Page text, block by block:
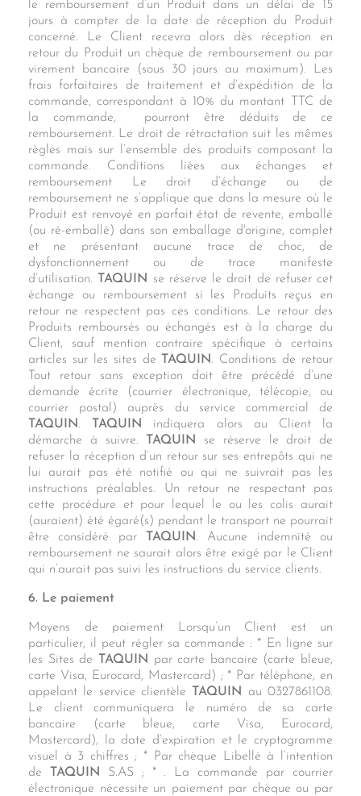
le remboursement d’un Produit dans un délai de 15
jours à compter de la date de réception du Produit
concerné. Le Client recevra alors dès réception en
retour du Produit un chèque de remboursement ou par
virement bancaire (sous 30 jours au maximum). Les
frais forfaitaires de traitement et d’expédition de la
commande, correspondant à 10% du montant TTC de
la commande, pourront être déduits de ce
remboursement. Le droit de rétractation suit les mêmes
règles mais sur l’ensemble des produits composant la
commande. Conditions liées aux échanges et
remboursement Le droit d’échange ou de
remboursement ne s’applique que dans la mesure où le
Produit est renvoyé en parfait état de revente, emballé
(ou ré-emballé) dans son emballage d'origine, complet
et ne présentant aucune trace de choc, de
dysfonctionnement ou de trace manifeste
d’utilisation.
TAQUIN
se réserve le droit de refuser cet
échange ou remboursement si les Produits reçus en
retour ne respectent pas ces conditions. Le retour des
Produits remboursés ou échangés est à la charge du
Client, sauf mention contraire spécifique à certains
articles sur les sites de
TAQUIN. Conditions de retour
Tout retour sans exception doit être précédé d’une
demande écrite (courrier électronique, télécopie, ou
courrier postal) auprès du service commercial de
TAQUIN. TAQUIN
indiquera alors au Client la
démarche à suivre.
TAQUIN se réserve le droit de
refuser la réception d’un retour sur ses entrepôts qui ne
lui aurait pas été notifié ou qui ne suivrait pas les
instructions préalables. Un retour ne respectant pas
cette procédure et pour lequel le ou les colis aurait
(auraient) été égaré(s) pendant le transport ne pourrait
être considéré parTAQUIN. Aucune indemnité ou
remboursement ne saurait alors être exigé par le Client
qui n’aurait pas suivi les instructions du service clients.
6. Le paiement
Moyens de paiement Lorsqu’un Client est un
particulier, il peut régler sa commande : * En ligne sur
les Sites de
TAQUIN
par carte bancaire (carte bleue,
carte Visa, Eurocard, Mastercard) ; * Par téléphone, en
appelant le service clientèle
TAQUIN
au 0327861108.
Le client communiquera le numéro de sa carte
bancaire (carte bleue, carte Visa, Eurocard,
Mastercard), la date d’expiration et le cryptogramme
visuel à 3 chiffres ; * Par chèque Libellé à l’intention
de
TAQUIN
S.AS ; * . La commande par courrier
électronique nécessite un paiement par chèque ou par